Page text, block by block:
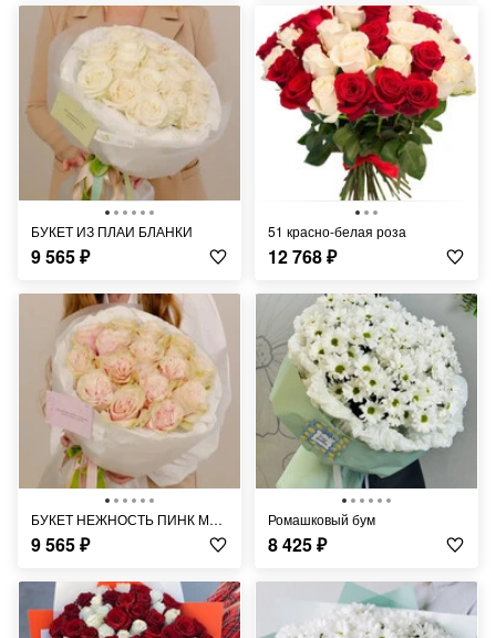
БУКЕТ ИЗ ПЛАИ БЛАНКИ
9 565₽
51 красно-белая роза
12 768₽
БУКЕТ НЕЖНОСТЬ ПИНК МОНДИАЛЬ
9 565₽
Ромашковый бум
8 425₽